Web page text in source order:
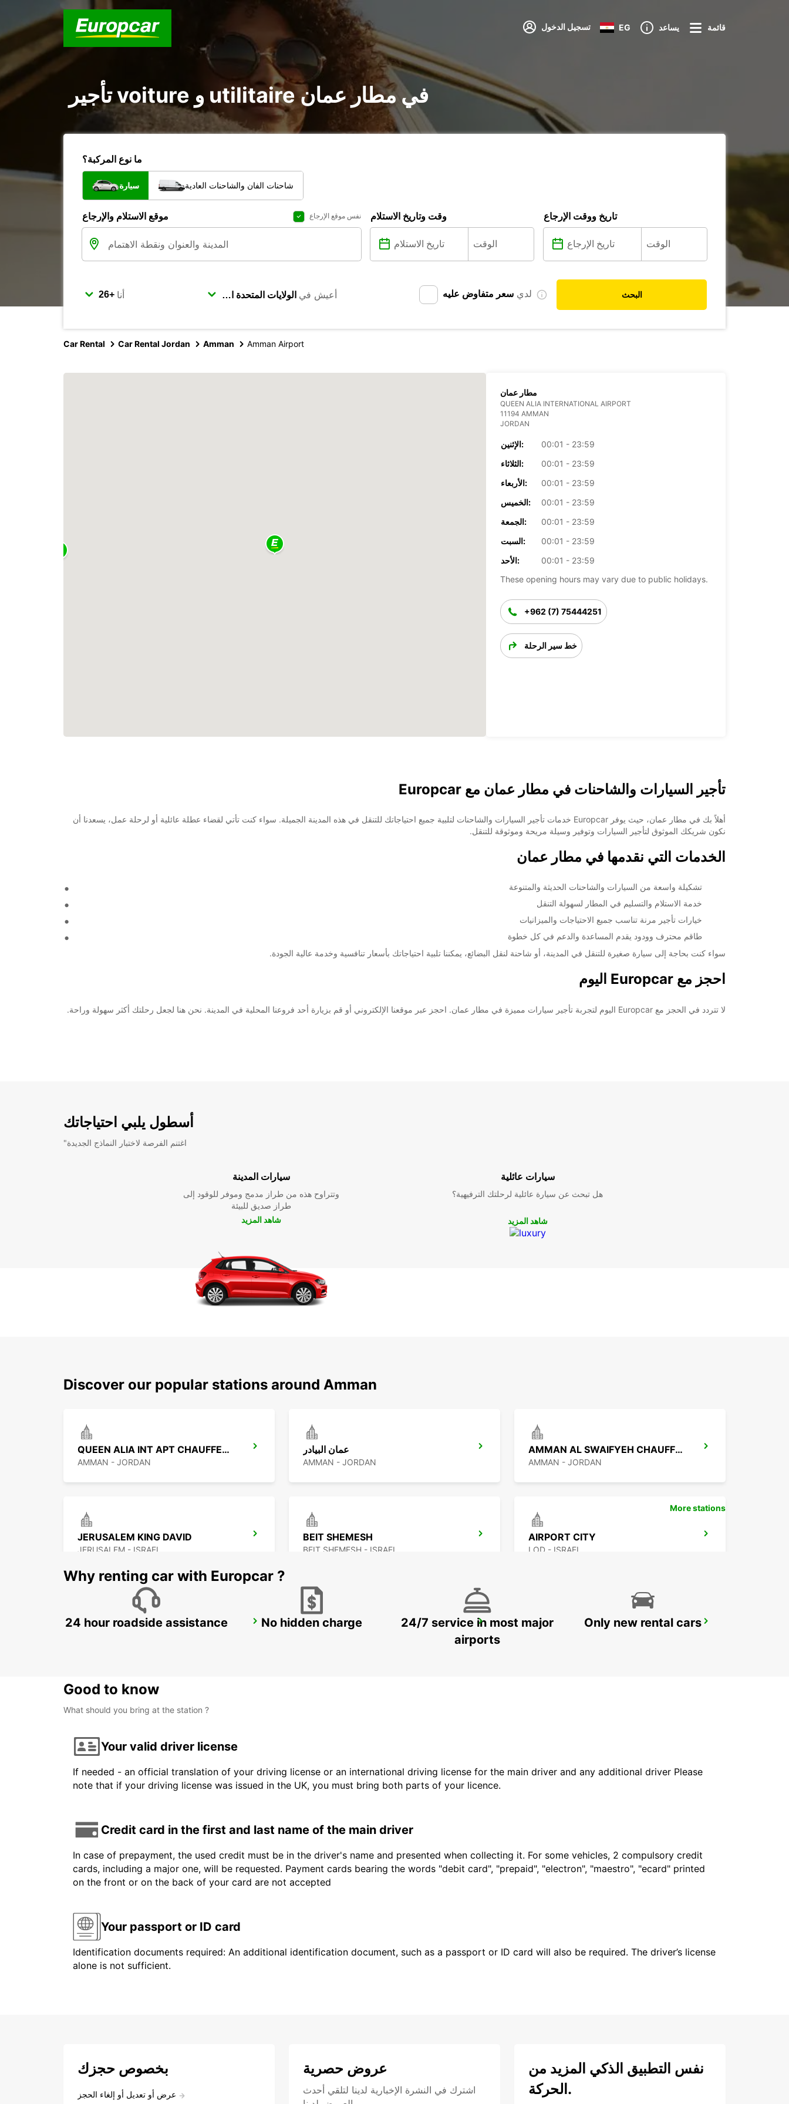
تسجيل الدخول EG يساعد قائمة
تأجير voiture و utilitaire في مطار عمان
ما نوع المركبة؟
سيارة شاحنات الفان والشاحنات العادية
موقع الاستلام والإرجاع نفس موقع الإرجاع وقت وتاريخ الاستلام تاريخ ووقت الإرجاع
أنا أعيش في لدي سعر متفاوض عليه البحث
Car Rental Car Rental Jordan Amman Amman Airport
مطار عمان
QUEEN ALIA INTERNATIONAL AIRPORT
11194 AMMAN
JORDAN
الإثنين:
00:01 - 23:59
الثلاثاء:
00:01 - 23:59
الأربعاء:
00:01 - 23:59
الخميس:
00:01 - 23:59
الجمعة:
00:01 - 23:59
السبت:
00:01 - 23:59
الأحد:
00:01 - 23:59
These opening hours may vary due to public holidays.
+962 (7) 75444251
خط سير الرحلة
تأجير السيارات والشاحنات في مطار عمان مع Europcar
أهلاً بك في مطار عمان، حيث يوفر Europcar خدمات تأجير السيارات والشاحنات لتلبية جميع احتياجاتك للتنقل في هذه المدينة الجميلة. سواء كنت تأتي لقضاء عطلة عائلية أو لرحلة عمل، يسعدنا أن
نكون شريكك الموثوق لتأجير السيارات وتوفير وسيلة مريحة وموثوقة للتنقل.
الخدمات التي نقدمها في مطار عمان
تشكيلة واسعة من السيارات والشاحنات الحديثة والمتنوعة
خدمة الاستلام والتسليم في المطار لسهولة التنقل
خيارات تأجير مرنة تناسب جميع الاحتياجات والميزانيات
طاقم محترف وودود يقدم المساعدة والدعم في كل خطوة
سواء كنت بحاجة إلى سيارة صغيرة للتنقل في المدينة، أو شاحنة لنقل البضائع، يمكننا تلبية احتياجاتك بأسعار تنافسية وخدمة عالية الجودة.
احجز مع Europcar اليوم
لا تتردد في الحجز مع Europcar اليوم لتجربة تأجير سيارات مميزة في مطار عمان. احجز عبر موقعنا الإلكتروني أو قم بزيارة أحد فروعنا المحلية في المدينة. نحن هنا لجعل رحلتك أكثر سهولة وراحة.
أسطول يلبي احتياجاتك
"اغتنم الفرصة لاختبار النماذج الجديدة
سيارات المدينة
وتتراوح هذه من طراز مدمج وموفر للوقود إلى
طراز صديق للبيئة
شاهد المزيد
سيارات عائلية
هل تبحث عن سيارة عائلية لرحلتك الترفيهية؟
شاهد المزيد
Discover our popular stations around Amman
QUEEN ALIA INT APT CHAUFFEUR SERV
AMMAN - JORDAN
عمان البيادر
AMMAN - JORDAN
AMMAN AL SWAIFYEH CHAUFFEUR SERVICE
AMMAN - JORDAN
JERUSALEM KING DAVID
JERUSALEM - ISRAEL
BEIT SHEMESH
BEIT SHEMESH - ISRAEL
AIRPORT CITY
LOD - ISRAEL
TEL AVIV BEN GURION INT AIRPORT KFAR SABA PETAH TIKVA
More stations
Why renting car with Europcar ?
24 hour roadside assistance No hidden charge
24/7 service in most major
airports
Only new rental cars
Good to know
What should you bring at the station ?
Your valid driver license
If needed - an official translation of your driving license or an international driving license for the main driver and any additional driver Please
note that if your driving license was issued in the UK, you must bring both parts of your licence.
Credit card in the first and last name of the main driver
In case of prepayment, the used credit must be in the driver's name and presented when collecting it. For some vehicles, 2 compulsory credit
cards, including a major one, will be requested. Payment cards bearing the words "debit card", "prepaid", "electron", "maestro", "ecard" printed
on the front or on the back of your card are not accepted
Your passport or ID card
Identification documents required: An additional identification document, such as a passport or ID card will also be required. The driver’s license
alone is not sufficient.
بخصوص حجزك
عرض أو تعديل أو إلغاء الحجز
عروض حصرية
اشترك في النشرة الإخبارية لدينا لتلقي أحدث
نفس التطبيق الذكي المزيد من
الحركة.